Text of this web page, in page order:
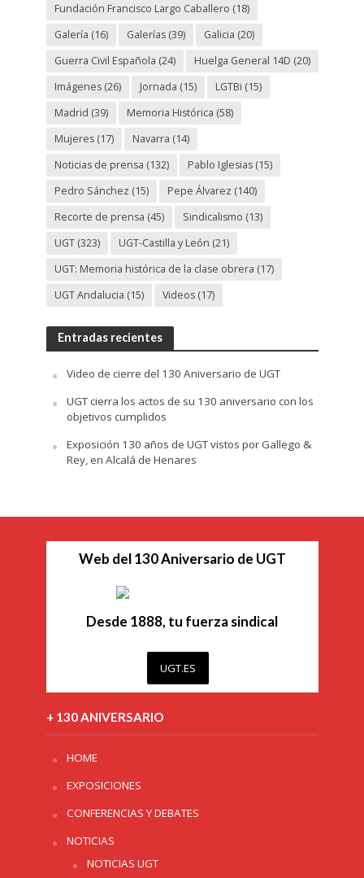
Fundación Francisco Largo Caballero (18)
Galería (16) Galerías(39) Galicia (20)
Guerra Civil Española (24) Huelga General 14D (20)
Imágenes(26) Jornada (15) LGTBi (15)
Madrid (39) Memoria Histórica (58)
Mujeres(17) Navarra (14)
Noticias de prensa (132) Pablo Iglesias(15)
Pedro Sánchez (15) Pepe Álvarez (140)
Recorte de prensa (45) Sindicalismo (13)
UGT(323) UGT-Castilla y León (21)
UGT: Memoria histórica de la clase obrera (17)
UGT Andalucia (15) Videos(17)
Entradas recientes
Video de cierre del 130 Aniversario de UGT
UGT cierra los actos de su 130 aniversario con los
objetivos cumplidos
Exposición 130 años de UGT vistos por Gallego &
Rey, en Alcalá de Henares
Web del 130 Aniversario de UGT
Desde 1888, tu fuerza sindical
UGT.ES
+ 130 ANIVERSARIO
HOME
EXPOSICIONES
CONFERENCIAS Y DEBATES
NOTICIAS
NOTICIAS UGT